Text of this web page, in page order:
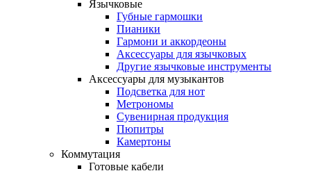
Язычковые
Губные гармошки
Пианики
Гармони и аккордеоны
Аксессуары для язычковых
Другие язычковые инструменты
Аксессуары для музыкантов
Подсветка для нот
Метрономы
Сувенирная продукция
Пюпитры
Камертоны
Коммутация
Готовые кабели